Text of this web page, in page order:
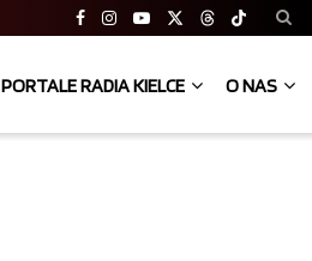
PORTALE RADIA KIELCE O NAS